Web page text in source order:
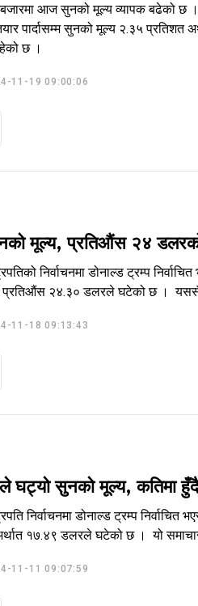
बजारमा आज सुनको मूल्य व्यापक बढेको
पार्दासम्म सुनको मूल्य २.३५
छ ।
11-19 09:00:06
मूल्य, प्रतिऔंस २४ डलरको
निर्वाचनमा डोनाल्ड ट्रम्प
प्रतिऔंस २४.३० डलरले घटेको छ ।
11-18 09:13:43
सुनको मूल्य, कतिमा
निर्वाचनमा डोनाल्ड ट्रम्प
१७.४९ डलरले घटेको छ । यो
11-11 09:07:59